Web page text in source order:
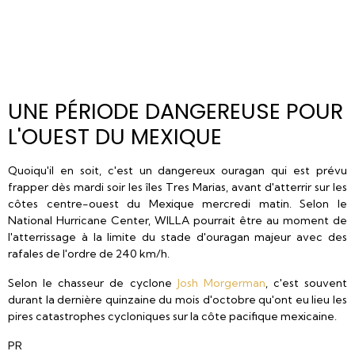
UNE PÉRIODE DANGEREUSE POUR
L'OUEST DU MEXIQUE
Quoiqu'il en soit, c'est un dangereux ouragan qui est prévu
frapper dès mardi soir les îles Tres Marias, avant d'atterrir sur les
côtes centre-ouest du Mexique mercredi matin. Selon le
National Hurricane Center, WILLA pourrait être au moment de
l'atterrissage à la limite du stade d'ouragan majeur avec des
rafales de l'ordre de 240 km/h.
Selon le chasseur de cyclone Josh Morgerman, c'est souvent
durant la dernière quinzaine du mois d'octobre qu'ont eu lieu les
pires catastrophes cycloniques sur la côte pacifique mexicaine.
PR